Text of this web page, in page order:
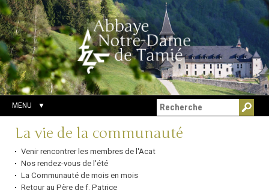
Aller
au
contenu.
|
Aller
à
la
navigation
Outils
personnels
Chercher par
Recherche
avancée…
MENU
Navigation
La vie de la communauté
Venir rencontrer les membres de l'Acat
Nos rendez-vous de l'été
La Communauté de mois en mois
Retour au Père de f. Patrice